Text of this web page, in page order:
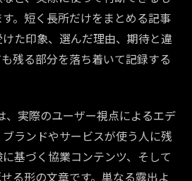
。短く長所だけをまとめる記事
た印象、選んだ理由、期待と違
残る部分を落ち着いて記録する
、実際のユーザー視点によるエデ
ランドやサービスが使う人に残
基づく協業コンテンツ、そして
る形の文章です。単なる露出よ